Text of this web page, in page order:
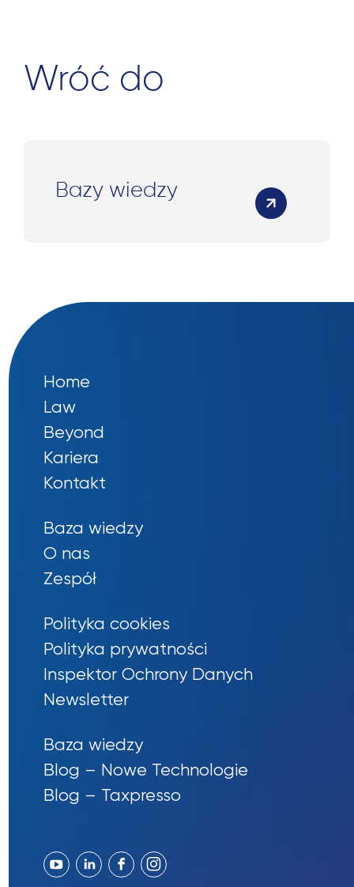
Wróć do
Bazy wiedzy
Home
Law
Beyond
Kariera
Kontakt
Baza wiedzy
O nas
Zespół
Polityka cookies
Polityka prywatności
Inspektor Ochrony Danych
Newsletter
Baza wiedzy
Blog – Nowe Technologie
Blog – Taxpresso